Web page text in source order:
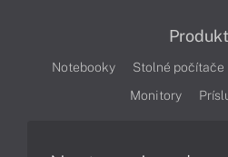
Notebooky Stolné počítače
Monitory